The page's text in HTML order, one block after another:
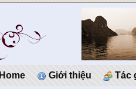
Home Giới thiệu Tác